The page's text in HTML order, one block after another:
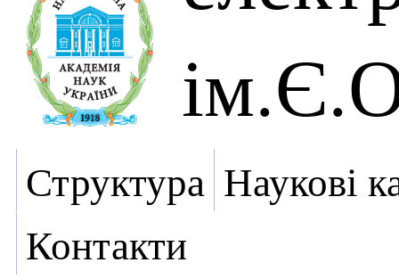
Структура Наукові
Контакти